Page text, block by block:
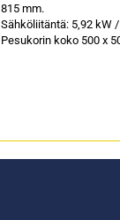
815 mm.
Sähköliitäntä: 5,92 kW /
Pesukorin koko 500 x